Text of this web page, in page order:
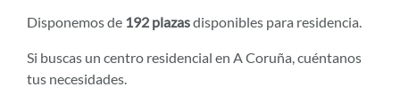
Disponemos de 192 plazasdisponibles para residencia.
Si buscas un centro residencial en A Coruña, cuéntanos
tus necesidades.